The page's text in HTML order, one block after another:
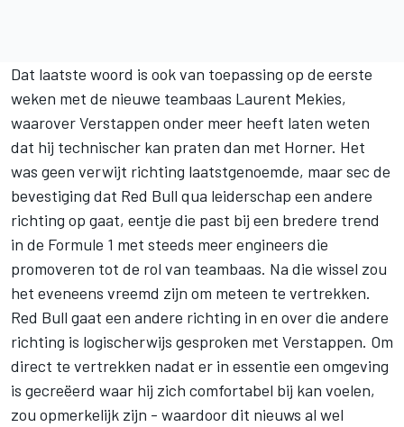
Dat laatste woord is ook van toepassing op de eerste
weken met de nieuwe teambaas Laurent Mekies,
waarover Verstappen onder meer heeft laten weten
dat hij technischer kan praten dan met Horner. Het
was geen verwijt richting laatstgenoemde, maar sec de
bevestiging dat Red Bull qua leiderschap een andere
richting op gaat, eentje die past bij een bredere trend
in de Formule 1 met steeds meer engineers die
promoveren tot de rol van teambaas. Na die wissel zou
het eveneens vreemd zijn om meteen te vertrekken.
Red Bull gaat een andere richting in en over die andere
richting is logischerwijs gesproken met Verstappen. Om
direct te vertrekken nadat er in essentie een omgeving
is gecreëerd waar hij zich comfortabel bij kan voelen,
zou opmerkelijk zijn - waardoor dit nieuws al wel